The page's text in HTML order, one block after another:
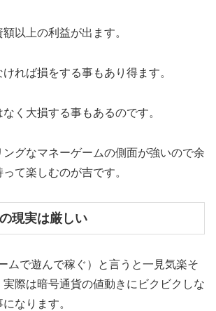
額以上の利益が出ます。
れば損をする事もあり得ます。
く大損する事もあるのです。
グなマネーゲームの側面が強いので余
て楽しむのが吉です。
現実は厳しい
ムで遊んで稼ぐ）と言うと一見気楽そ
実際は暗号通貨の値動きにビクビクしな
なります。